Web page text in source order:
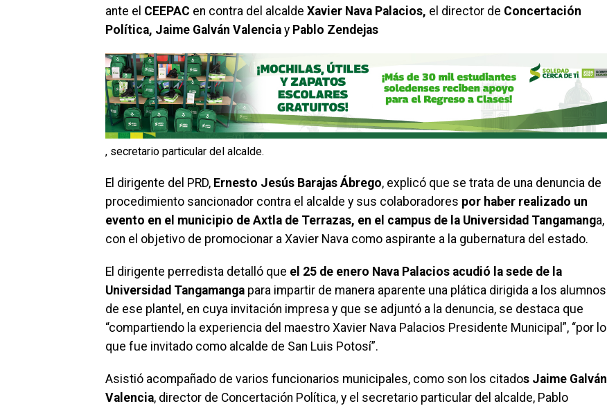
ante el CEEPAC en contra del alcalde Xavier Nava Palacios, el director de Concertación
Política, Jaime Galván Valencia y Pablo Zendejas
, secretario particular del alcalde.
El dirigente del PRD, Ernesto Jesús Barajas Ábrego, explicó que se trata de una denuncia de
procedimiento sancionador contra el alcalde y sus colaboradores por haber realizado un
evento en el municipio de Axtla de Terrazas, en el campus de la Universidad Tangamanga,
con el objetivo de promocionar a Xavier Nava como aspirante a la gubernatura del estado.
El dirigente perredista detalló que el 25 de enero Nava Palacios acudió la sede de la
Universidad Tangamanga para impartir de manera aparente una plática dirigida a los alumnos
de ese plantel, en cuya invitación impresa y que se adjuntó a la denuncia, se destaca que
“compartiendo la experiencia del maestro Xavier Nava Palacios Presidente Municipal”, “por lo
que fue invitado como alcalde de San Luis Potosí”.
Asistió acompañado de varios funcionarios municipales, como son los citados Jaime Galván
Valencia, director de Concertación Política, y el secretario particular del alcalde, Pablo